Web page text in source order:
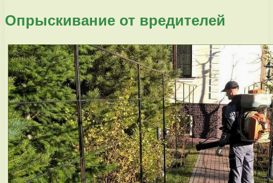
Опрыскивание от вредителей